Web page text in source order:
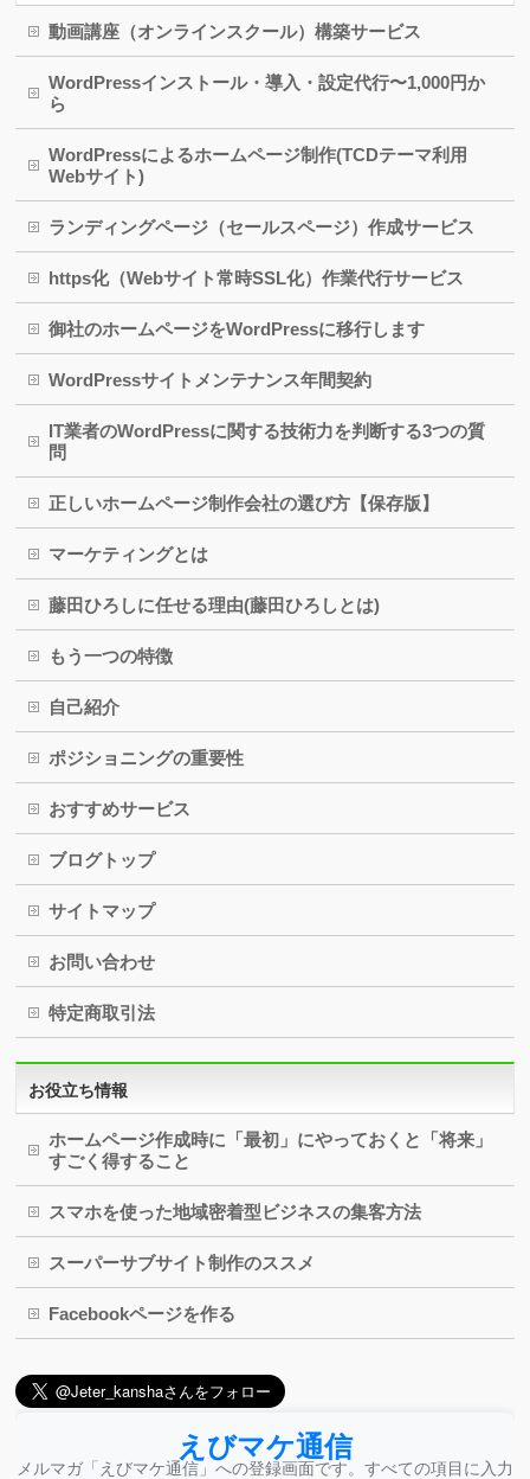
動画講座（オンラインスクール）構築サービス
WordPressインストール・導入・設定代行〜1,000円か
ら
WordPressによるホームページ制作(TCDテーマ利用
Webサイト)
ランディングページ（セールスページ）作成サービス
https化（Webサイト常時SSL化）作業代行サービス
御社のホームページをWordPressに移行します
WordPressサイトメンテナンス年間契約
IT業者のWordPressに関する技術力を判断する3つの質
問
正しいホームページ制作会社の選び方【保存版】
マーケティングとは
藤田ひろしに任せる理由(藤田ひろしとは)
もう一つの特徴
自己紹介
ポジショニングの重要性
おすすめサービス
ブログトップ
サイトマップ
お問い合わせ
特定商取引法
お役立ち情報
ホームページ作成時に「最初」にやっておくと「将来」
すごく得すること
スマホを使った地域密着型ビジネスの集客方法
スーパーサブサイト制作のススメ
Facebookページを作る
えびマケ通信
メルマガ「えびマケ通信」への登録画面です。すべての項目に入力